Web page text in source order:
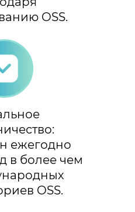
OSS.
ежегодно
в более чем
OSS.